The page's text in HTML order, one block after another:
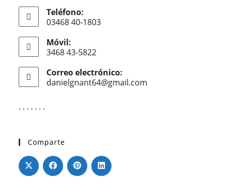
Teléfono:
03468 40-1803
Móvil:
3468 43-5822
Correo electrónico:
danielgnant64@gmail.com
. . . . . . .
Comparte